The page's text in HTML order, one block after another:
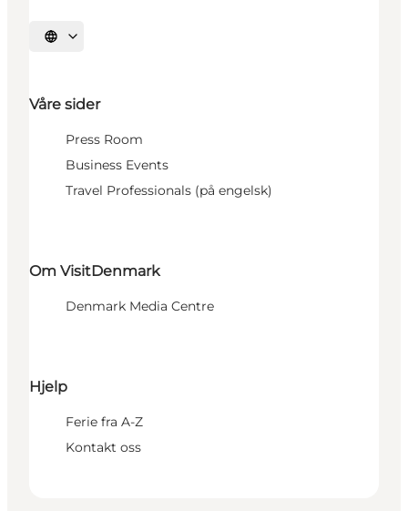
Velg språk
Våre sider
Press Room
Business Events
Travel Professionals (på engelsk)
Om VisitDenmark
Denmark Media Centre
Hjelp
Ferie fra A-Z
Kontakt oss